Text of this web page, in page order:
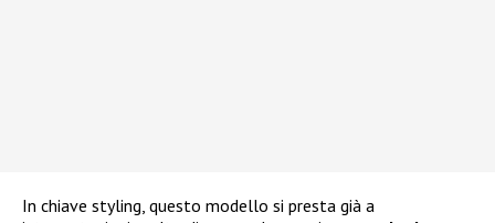
In chiave styling, questo modello si presta già a